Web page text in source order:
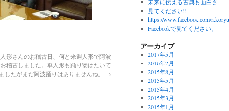
形さんのお稽古日、何と来週人形で阿波
稽古しました。車人形も踊り物はたいて
したがまだ阿波踊りはありませんね。 →
未来に伝える古典も面白さ
見てください!!
https://www.facebook.com/n.koryu
Facebookで見てください。
アーカイブ
2017年5月
2016年2月
2015年8月
2015年5月
2015年4月
2015年3月
2015年1月